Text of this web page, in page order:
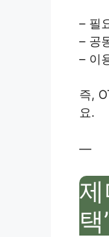
– 필
– 공
– 이
즉,
요.
—